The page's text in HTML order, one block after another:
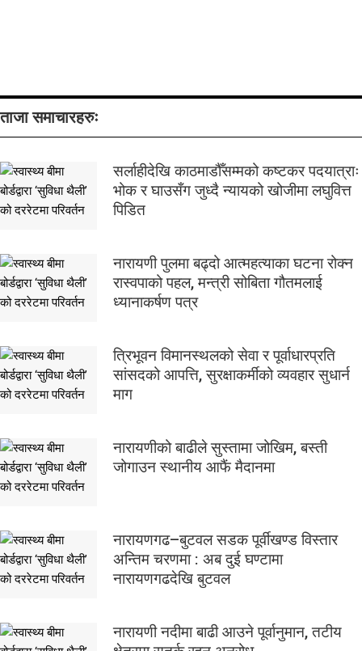
ताजा समाचारहरुः
सर्लाहीदेखि काठमाडौँसम्मको कष्टकर पदयात्राः
भोक र घाउसँग जुध्दै न्यायको खोजीमा लघुवित्त
पिडित
नारायणी पुलमा बढ्दो आत्महत्याका घटना रोक्न
रास्वपाको पहल, मन्त्री सोबिता गौतमलाई
ध्यानाकर्षण पत्र
त्रिभूवन विमानस्थलको सेवा र पूर्वाधारप्रति
सांसदको आपत्ति, सुरक्षाकर्मीको व्यवहार सुधार्न
माग
नारायणीको बाढीले सुस्तामा जोखिम, बस्ती
जोगाउन स्थानीय आफैं मैदानमा
नारायणगढ–बुटवल सडक पूर्वीखण्ड विस्तार
अन्तिम चरणमा : अब दुई घण्टामा
नारायणगढदेखि बुटवल
नारायणी नदीमा बाढी आउने पूर्वानुमान, तटीय